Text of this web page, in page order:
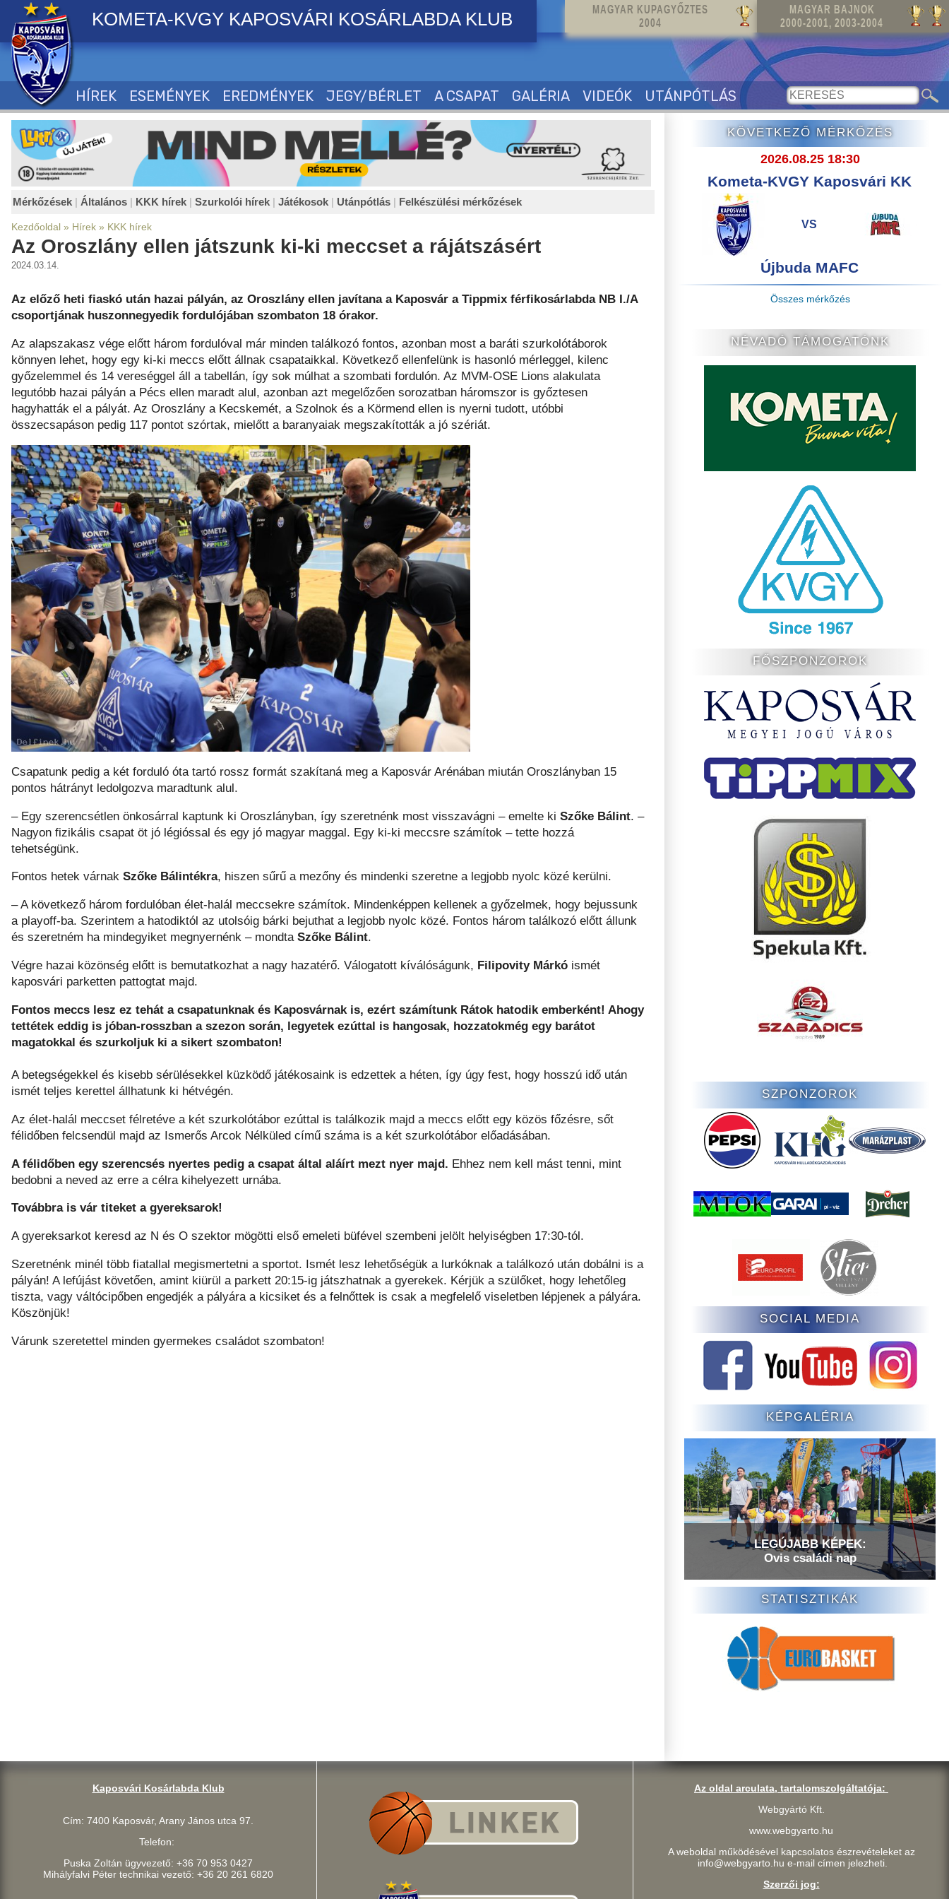
MAGYAR KUPAGYŐZTES
2004
MAGYAR BAJNOK
2000-2001, 2003-2004
KOMETA-KVGY KAPOSVÁRI KOSÁRLABDA KLUB
HÍREK ESEMÉNYEK EREDMÉNYEK JEGY/BÉRLET A CSAPAT GALÉRIA VIDEÓK UTÁNPÓTLÁS
Mérkőzések | Általános | KKK hírek | Szurkolói hírek | Játékosok | Utánpótlás | Felkészülési mérkőzések
Kezdőoldal » Hírek » KKK hírek
Az Oroszlány ellen játszunk ki-ki meccset a rájátszásért
2024.03.14.
Az előző heti fiaskó után hazai pályán, az Oroszlány ellen javítana a Kaposvár a Tippmix férfikosárlabda NB I./A
csoportjának huszonnegyedik fordulójában szombaton 18 órakor.
Az alapszakasz vége előtt három fordulóval már minden találkozó fontos, azonban most a baráti szurkolótáborok
könnyen lehet, hogy egy ki-ki meccs előtt állnak csapataikkal. Következő ellenfelünk is hasonló mérleggel, kilenc
győzelemmel és 14 vereséggel áll a tabellán, így sok múlhat a szombati fordulón. Az MVM-OSE Lions alakulata
legutóbb hazai pályán a Pécs ellen maradt alul, azonban azt megelőzően sorozatban háromszor is győztesen
hagyhatták el a pályát. Az Oroszlány a Kecskemét, a Szolnok és a Körmend ellen is nyerni tudott, utóbbi
összecsapáson pedig 117 pontot szórtak, mielőtt a baranyaiak megszakították a jó szériát.
Csapatunk pedig a két forduló óta tartó rossz formát szakítaná meg a Kaposvár Arénában miután Oroszlányban 15
pontos hátrányt ledolgozva maradtunk alul.
– Egy szerencsétlen önkosárral kaptunk ki Oroszlányban, így szeretnénk most visszavágni – emelte ki Szőke Bálint. –
Nagyon fizikális csapat öt jó légióssal és egy jó magyar maggal. Egy ki-ki meccsre számítok – tette hozzá
tehetségünk.
Fontos hetek várnak Szőke Bálintékra, hiszen sűrű a mezőny és mindenki szeretne a legjobb nyolc közé kerülni.
– A következő három fordulóban élet-halál meccsekre számítok. Mindenképpen kellenek a győzelmek, hogy bejussunk
a playoff-ba. Szerintem a hatodiktól az utolsóig bárki bejuthat a legjobb nyolc közé. Fontos három találkozó előtt állunk
és szeretném ha mindegyiket megnyernénk – mondtaSzőke Bálint.
Végre hazai közönség előtt is bemutatkozhat a nagy hazatérő. Válogatott kíválóságunk, Filipovity Márkó ismét
kaposvári parketten pattogtat majd.
Fontos meccs lesz ez tehát a csapatunknak és Kaposvárnak is, ezért számítunk Rátok hatodik emberként! Ahogy
tettétek eddig is jóban-rosszban a szezon során, legyetek ezúttal is hangosak, hozzatokmég egy barátot
magatokkal és szurkoljuk ki a sikert szombaton!
A betegségekkel és kisebb sérülésekkel küzködő játékosaink is edzettek a héten, így úgy fest, hogy hosszú idő után
ismét teljes kerettel állhatunk ki hétvégén.
Az élet-halál meccset félretéve a két szurkolótábor ezúttal is találkozik majd a meccs előtt egy közös főzésre, sőt
félidőben felcsendül majd az Ismerős Arcok Nélküled című száma is a két szurkolótábor előadásában.
A félidőben egy szerencsés nyertes pedig a csapat által aláírt mezt nyer majd. Ehhez nem kell mást tenni, mint
bedobni a neved az erre a célra kihelyezett urnába.
Továbbra is vár titeket a gyereksarok!
A gyereksarkot keresd az N és O szektor mögötti első emeleti büfével szembeni jelölt helyiségben 17:30-tól.
Szeretnénk minél több fiatallal megismertetni a sportot. Ismét lesz lehetőségük a lurkóknak a találkozó után dobálni is a
pályán! A lefújást követően, amint kiürül a parkett 20:15-ig játszhatnak a gyerekek. Kérjük a szülőket, hogy lehetőleg
tiszta, vagy váltócipőben engedjék a pályára a kicsiket és a felnőttek is csak a megfelelő viseletben lépjenek a pályára.
Köszönjük!
Várunk szeretettel minden gyermekes családot szombaton!
KÖVETKEZŐ MÉRKŐZÉS
2026.08.25 18:30
Kometa-KVGY Kaposvári KK
VS
Újbuda MAFC
Összes mérkőzés
NÉVADÓ TÁMOGATÓNK
FŐSZPONZOROK
SZPONZOROK
SOCIAL MEDIA
KÉPGALÉRIA
LEGÚJABB KÉPEK:
Ovis családi nap
STATISZTIKÁK
Kaposvári Kosárlabda Klub
Cím: 7400 Kaposvár, Arany János utca 97.
Telefon:
Puska Zoltán ügyvezető: +36 70 953 0427
Mihályfalvi Péter technikai vezető: +36 20 261 6820
Az oldal arculata, tartalomszolgáltatója:
Webgyártó Kft.
www.webgyarto.hu
A weboldal működésével kapcsolatos észrevételeket az
info@webgyarto.hu e-mail címen jelezheti.
Szerzői jog: